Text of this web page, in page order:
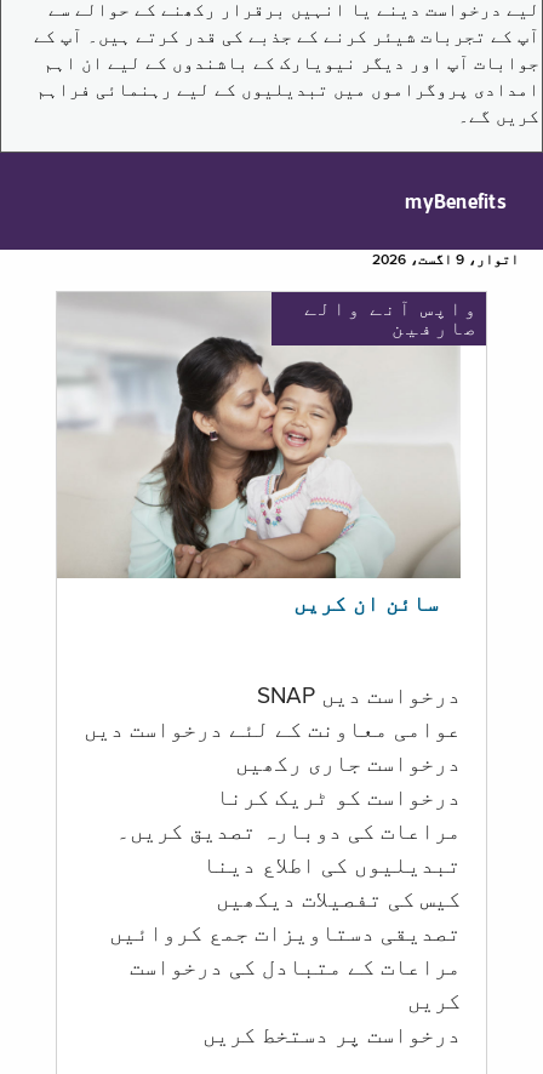
لیے درخواست دینے یا انہیں برقرار رکھنے کے حوالے سے
آپ کے تجربات شیئر کرنے کے جذبے کی قدر کرتے ہیں۔ آپ کے
جوابات آپ اور دیگر نیویارک کے باشندوں کے لیے ان اہم
امدادی پروگراموں میں تبدیلیوں کے لیے رہنمائی فراہم
کریں گے۔
myBenefits
اتوار، 9 اگست، 2026
واپس آنے والے
صارفین
سائن ان کریں
درخواست دیں SNAP
عوامی معاونت کے لئے درخواست دیں
درخواست جاری رکھیں
درخواست کو ٹریک کرنا
مراعات کی دوبارہ تصدیق کریں۔
تبدیلیوں کی اطلاع دینا
کیس کی تفصیلات دیکھیں
تصدیقی دستاویزات جمع کروائیں
مراعات کے متبادل کی درخواست
کریں
درخواست پر دستخط کریں